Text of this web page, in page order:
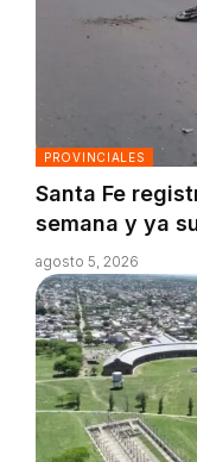
PROVINCIALES
Santa Fe
semana y ya
agosto 5, 2026